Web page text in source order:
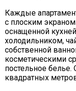
Каждые
с плоским
оснащенной
холодильником,
собственной
косметическими
постельное
квадратных